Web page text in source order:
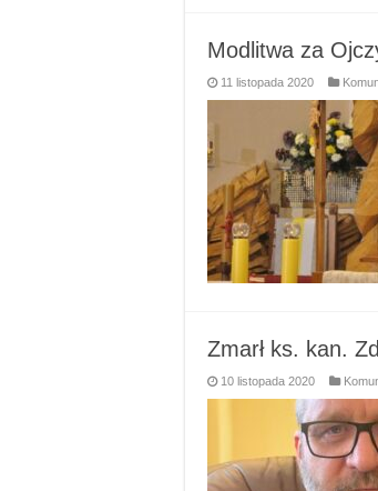
Modlitwa za
11 listopada 2020
Zmarł ks. kan.
10 listopada 2020